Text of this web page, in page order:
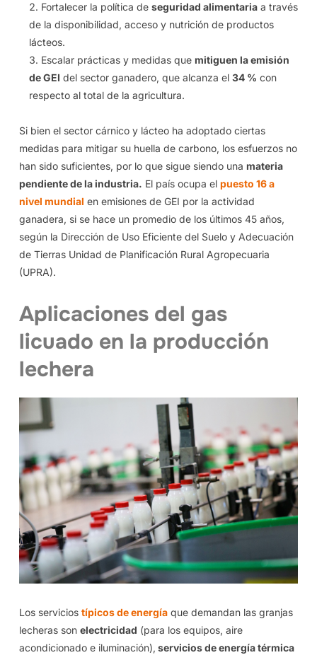
Fortalecer la política de seguridad alimentariaa través
de la disponibilidad, acceso y nutrición de productos
lácteos.
Escalar prácticas y medidas que mitiguen la emisión
de GEI del sector ganadero, que alcanza el 34 % con
respecto al total de la agricultura.
Si bien el sector cárnico y lácteo ha adoptado ciertas
medidas para mitigar su huella de carbono, los esfuerzos no
han sido suficientes, por lo que sigue siendo una materia
pendiente de la industria. El país ocupa el puesto 16 a
nivel mundial en emisiones de GEI por la actividad
ganadera, si se hace un promedio de los últimos 45 años,
según la Dirección de Uso Eficiente del Suelo y Adecuación
de Tierras Unidad de Planificación Rural Agropecuaria
(UPRA).
Aplicaciones del gas
licuado en la producción
lechera
Los servicios típicos de energíaque demandan las granjas
lecheras son electricidad (para los equipos, aire
acondicionado e iluminación), servicios de energía térmica